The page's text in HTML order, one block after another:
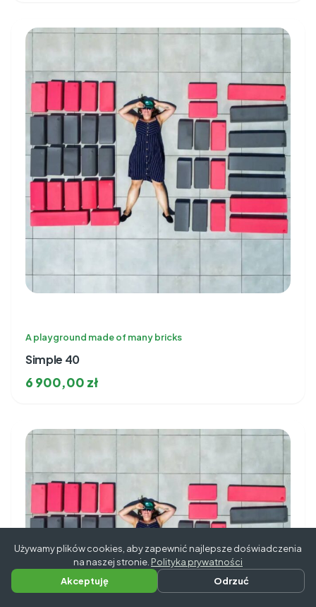
A playground made of many bricks
Simple 40
6 900,00 zł
Napisz do nas Zadzwoń
Używamy plików cookies, aby zapewnić najlepsze doświadczenia
na naszej stronie. Polityka prywatności
Akceptuję
Odrzuć